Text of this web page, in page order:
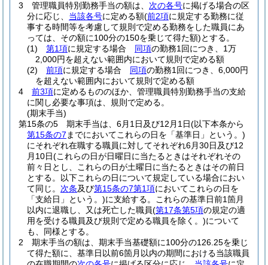
3
管理職員特別勤務手当の額は、 次の各号に掲げる場合の区
分に応じ、 当該各号に定める額(前2項に規定する勤務に従
事する時間等を考慮して規則で定める勤務をした職員にあ
っては、その額に100分の150を乗じて得た額)とする。
(1)
第1項に規定する場合 同項の勤務1回につき、1万
2,000円を超えない範囲内において規則で定める額
(2)
前項に規定する場合 同項の勤務1回につき、6,000円
を超えない範囲内において規則で定める額
4
前3項に定めるもののほか、管理職員特別勤務手当の支給
に関し必要な事項は、規則で定める。
(期末手当)
第15条の5
期末手当は、6月1日及び12月1日(以下本条から
第15条の7 までにおいてこれらの日を「基準日」という。)
にそれぞれ在職する職員に対してそれぞれ6月30日及び12
月10日(これらの日が日曜日に当たるときはそれぞれその
前々日とし、これらの日が土曜日に当たるときはその前日
とする。以下これらの日について規定している場合におい
て同じ。 次条及び第15条の7第1項においてこれらの日を
「支給日」という。)に支給する。
これらの基準日前1箇月
以内に退職し、又は死亡した職員(第17条第5項の規定の適
用を受ける職員及び規則で定める職員を除く。)について
も、同様とする。
2
期末手当の額は、期末手当基礎額に100分の126.25を乗じ
て得た額に、基準日以前6箇月以内の期間における当該職員